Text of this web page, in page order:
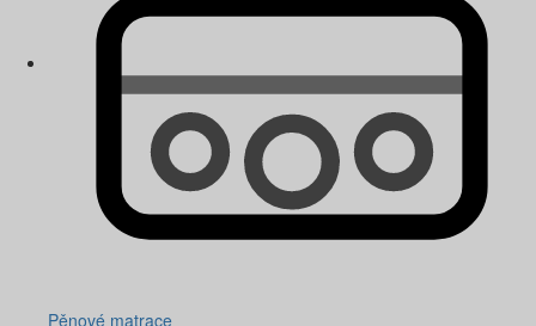
Pěnové matrace